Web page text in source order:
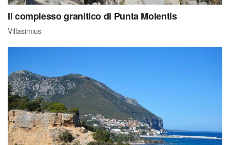
Il complesso granitico di Punta Molentis
Villasimius